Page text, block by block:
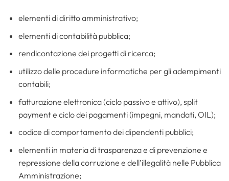
elementi di diritto amministrativo;
elementi di contabilità pubblica;
rendicontazione dei progetti di ricerca;
utilizzo delle procedure informatiche per gli adempimenti
contabili;
fatturazione elettronica (ciclo passivo e attivo), split
payment e ciclo dei pagamenti (impegni, mandati, OIL);
codice di comportamento dei dipendenti pubblici;
elementi in materia di trasparenza e di prevenzione e
repressione della corruzione e dell’illegalità nelle Pubblica
Amministrazione;